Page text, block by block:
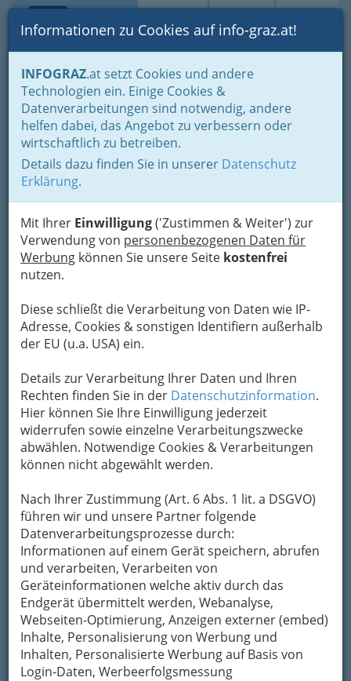
Suche Login Toggle
Informationen zu Cookies auf info-graz.at!
INFOGRAZ.at setzt Cookies und andere
Technologien ein. Einige Cookies &
Datenverarbeitungen sind notwendig, andere
helfen dabei, das Angebot zu verbessern oder
wirtschaftlich zu betreiben.
Details dazu finden Sie in unserer Datenschutz
Erklärung.
Mit Ihrer Einwilligung('Zustimmen & Weiter') zur
Verwendung von personenbezogenen Daten für
Werbung können Sie unsere Seite kostenfrei
nutzen.
Diese schließt die Verarbeitung von Daten wie IP-
Adresse, Cookies & sonstigen Identifiern außerhalb
der EU (u.a. USA) ein.
Details zur Verarbeitung Ihrer Daten und Ihren
Rechten finden Sie in der Datenschutzinformation.
Hier können Sie Ihre Einwilligung jederzeit
widerrufen sowie einzelne Verarbeitungszwecke
abwählen. Notwendige Cookies & Verarbeitungen
können nicht abgewählt werden.
Nach Ihrer Zustimmung (Art. 6 Abs. 1 lit. a DSGVO)
führen wir und unsere Partner folgende
Datenverarbeitungsprozesse durch:
Informationen auf einem Gerät speichern, abrufen
und verarbeiten, Verarbeiten von
Geräteinformationen welche aktiv durch das
Endgerät übermittelt werden, Webanalyse,
Webseiten-Optimierung, Anzeigen externer (embed)
Inhalte, Personalisierung von Werbung und
Inhalten, Personalisierte Werbung auf Basis von
Login-Daten, Werbeerfolgsmessung
Home Branchen
Intro - Graz - Spection
Körösistraße 59, 8010 Graz
+43 316 673 969
+43 316 673 969
Karte
Karte anzeigen
Kontaktaufnahme
Um die Info-Graz Firmen
Übermittlung Ihrer Nachricht ein sicheres
Formular. Ihre Nachricht wird nach dem
Absenden umgehend per Mail an das
Unternehmen Intro - Graz - Spection
weitergeleitet.
Mein Name
Meine Email Adresse
Mein Betreff
Meine Nachricht